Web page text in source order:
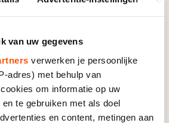
van uw gegevens
verwerken je persoonlijke
adres) met behulp van
om informatie op uw
te gebruiken met als doel
en content, metingen aan
steeds straling binnen.''
het Majakcomplex een
vijftig tot honderd miljoen ton
De Sovjetregering zweeg
en heeft nimmer volledige